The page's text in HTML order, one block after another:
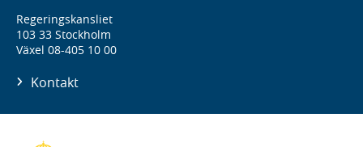
Regeringskansliet
103 33 Stockholm
Växel 08-405 10 00
Kontakt